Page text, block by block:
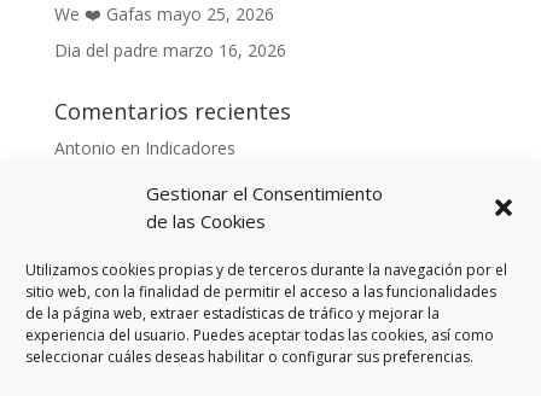
Gestionar el Consentimiento
de las Cookies
Utilizamos cookies propias y de terceros durante la navegación por el
sitio web, con la finalidad de permitir el acceso a las funcionalidades
de la página web, extraer estadísticas de tráfico y mejorar la
experiencia del usuario. Puedes aceptar todas las cookies, así como
seleccionar cuáles deseas habilitar o configurar sus preferencias.
We ❤️ Gafas mayo 25, 2026
Dia del padre marzo 16, 2026
Comentarios recientes
Antonio en Indicadores
enIndicadores
enDe cara al buen tiempo
Política de privacidad